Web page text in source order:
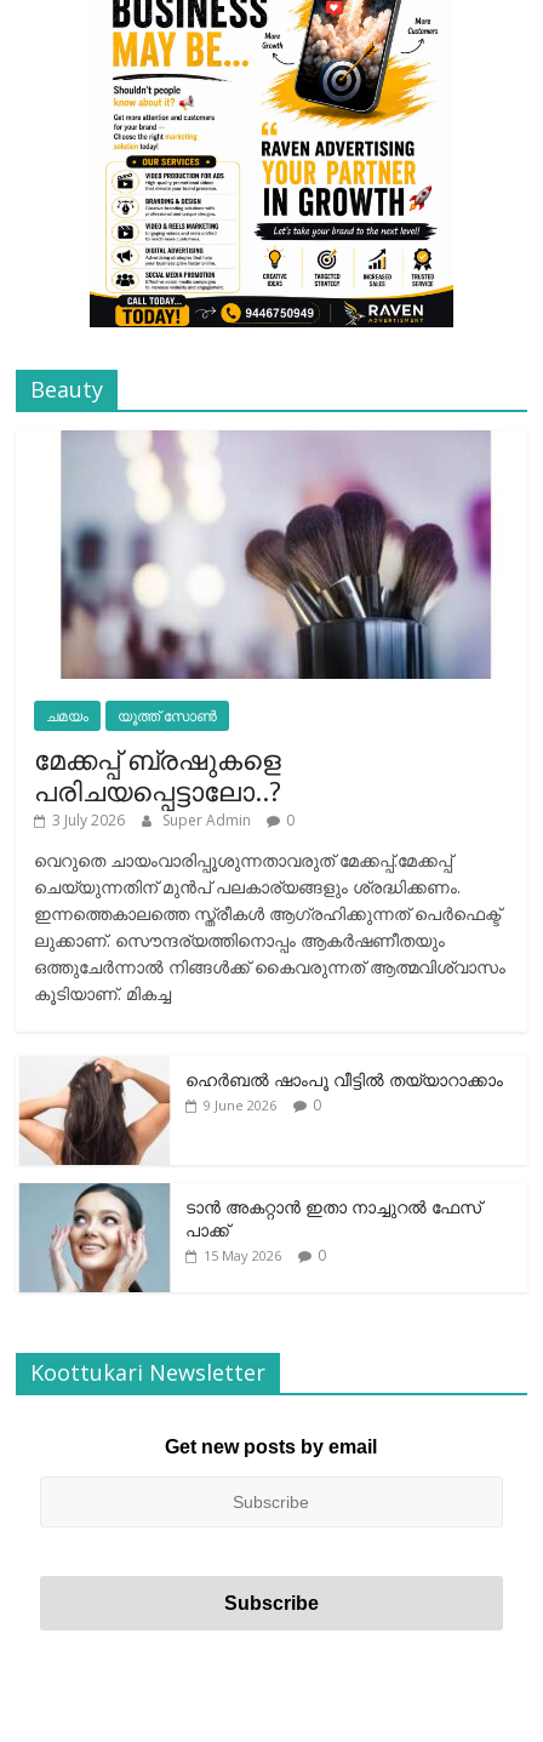
Beauty
ചമയം യൂത്ത് സോൺ
മേക്കപ്പ് ബ്രഷുകളെ
പരിചയപ്പെട്ടാലോ..?
3 July 2026 Super Admin 0
വെറുതെ ചായംവാരിപ്പൂശുന്നതാവരുത് മേക്കപ്പ്.മേക്കപ്പ്
ചെയ്യുന്നതിന് മുന്‍പ് പലകാര്യങ്ങളും ശ്രദ്ധിക്കണം.
ഇന്നത്തെകാലത്തെ സ്ത്രീകള്‍ ആഗ്രഹിക്കുന്നത് പെര്‍ഫെക്ട്
ലുക്കാണ്. സൌന്ദര്യത്തിനൊപ്പം ആകര്‍ഷണീതയും
ഒത്തുചേര്‍ന്നാല്‍ നിങ്ങള്‍ക്ക് കൈവരുന്നത് ആത്മവിശ്വാസം
കൂടിയാണ്. മികച്ച
ഹെര്‍ബല്‍ ഷാംപൂ വീട്ടില്‍ തയ്യാറാക്കാം
9 June 2026 0
ടാന്‍ അകറ്റാന്‍ ഇതാ നാച്ചുറല്‍ ഫേസ്
പാക്ക്
15 May 2026 0
Koottukari Newsletter
Get new posts by email